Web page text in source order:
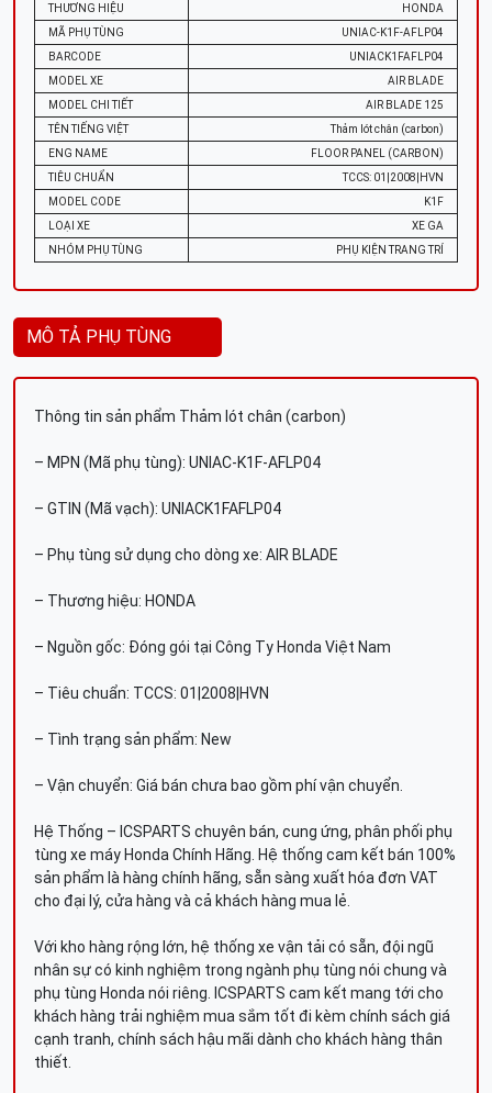
THƯƠNG HIỆU
HONDA
MÃ PHỤ TÙNG
UNIAC-K1F-AFLP04
BARCODE
UNIACK1FAFLP04
MODEL XE
AIR BLADE
MODEL CHI TIẾT
AIR BLADE 125
TÊN TIẾNG VIỆT
Thảm lót chân (carbon)
ENG NAME
FLOOR PANEL (CARBON)
TIÊU CHUẨN
TCCS: 01|2008|HVN
MODEL CODE
K1F
LOẠI XE
XE GA
NHÓM PHỤ TÙNG
PHỤ KIỆN TRANG TRÍ
MÔ TẢ PHỤ TÙNG
Thông tin sản phẩm Thảm lót chân (carbon)
– MPN (Mã phụ tùng): UNIAC-K1F-AFLP04
– GTIN (Mã vạch): UNIACK1FAFLP04
– Phụ tùng sử dụng cho dòng xe: AIR BLADE
– Thương hiệu: HONDA
– Nguồn gốc: Đóng gói tại Công Ty Honda Việt Nam
– Tiêu chuẩn: TCCS: 01|2008|HVN
– Tình trạng sản phẩm: New
– Vận chuyển: Giá bán chưa bao gồm phí vận chuyển.
Hệ Thống – ICSPARTS chuyên bán, cung ứng, phân phối phụ
tùng xe máy Honda Chính Hãng. Hệ thống cam kết bán 100%
sản phẩm là hàng chính hãng, sẵn sàng xuất hóa đơn VAT
cho đại lý, cửa hàng và cả khách hàng mua lẻ.
Với kho hàng rộng lớn, hệ thống xe vận tải có sẵn, đội ngũ
nhân sự có kinh nghiệm trong ngành phụ tùng nói chung và
phụ tùng Honda nói riêng. ICSPARTS cam kết mang tới cho
khách hàng trải nghiệm mua sắm tốt đi kèm chính sách giá
cạnh tranh, chính sách hậu mãi dành cho khách hàng thân
thiết.